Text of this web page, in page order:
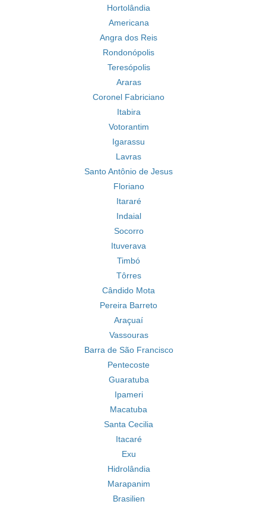
Hortolândia
Americana
Angra dos Reis
Rondonópolis
Teresópolis
Araras
Coronel Fabriciano
Itabira
Votorantim
Igarassu
Lavras
Santo Antônio de Jesus
Floriano
Itararé
Indaial
Socorro
Ituverava
Timbó
Tôrres
Cândido Mota
Pereira Barreto
Araçuaí
Vassouras
Barra de São Francisco
Pentecoste
Guaratuba
Ipameri
Macatuba
Santa Cecilia
Itacaré
Exu
Hidrolândia
Marapanim
Brasilien